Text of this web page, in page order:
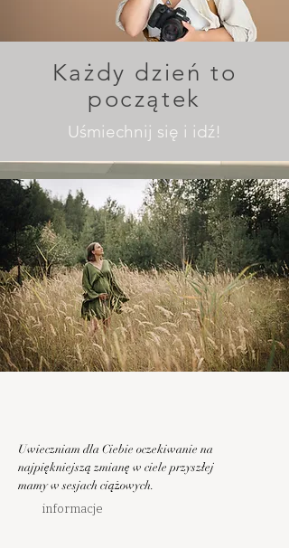
Każdy dzień to
początek
Uśmiechnij się i idź!
Uwieczniam dla Ciebie oczekiwanie na
najpiękniejszą zmianę w ciele przyszłej
mamy w sesjach ciążowych.
informacje